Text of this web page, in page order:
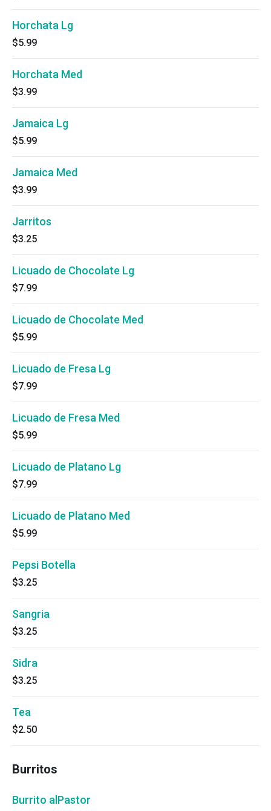
Horchata Lg
$5.99
Horchata Med
$3.99
Jamaica Lg
$5.99
Jamaica Med
$3.99
Jarritos
$3.25
Licuado de Chocolate Lg
$7.99
Licuado de Chocolate Med
$5.99
Licuado de Fresa Lg
$7.99
Licuado de Fresa Med
$5.99
Licuado de Platano Lg
$7.99
Licuado de Platano Med
$5.99
Pepsi Botella
$3.25
Sangria
$3.25
Sidra
$3.25
Tea
$2.50
Burritos
Burrito alPastor